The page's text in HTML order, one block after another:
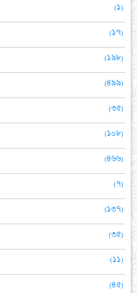
(১)
(১৭)
(১৯৮)
(৪৯৯)
(৩৫)
(১০৮)
(৪৬৬)
(৭)
(১৩৭)
(৩৫)
(১১)
(৪৫)